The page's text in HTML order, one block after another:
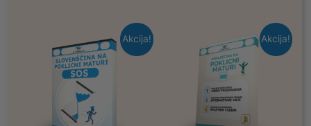
Akcija! Akcija!